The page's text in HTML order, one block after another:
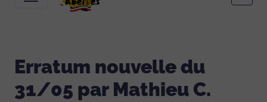
Erratum nouvelle du
31/05 par Mathieu C.